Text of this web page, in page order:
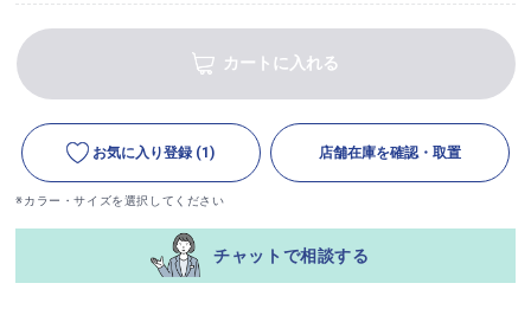
カートに入れる
お気に入り登録 (1) 店舗在庫を確認・取置
※カラー・サイズを選択してください
チャットで相談する